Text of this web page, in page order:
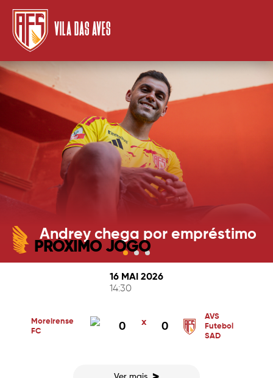
VILA DAS AVES
Andrey chega por empréstimo
PRÓXIMO JOGO
16 MAI 2026
14:30
Moreirense
FC
0 x 0
AVS
Futebol
SAD